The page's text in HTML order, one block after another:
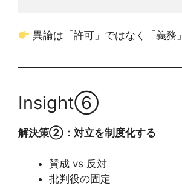
異論は「許可」ではなく「義務」
Insight⑥
解決策②：対立を制度化する
賛成 vs 反対
批判役の固定